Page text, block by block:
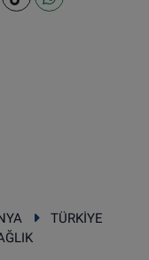
TÜRKİYE